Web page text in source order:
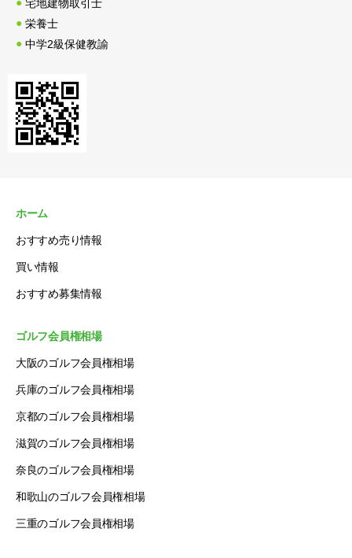
宅地建物取引士
栄養士
中学2級保健教諭
ホーム
おすすめ売り情報
買い情報
おすすめ募集情報
ゴルフ会員権相場
大阪のゴルフ会員権相場
兵庫のゴルフ会員権相場
京都のゴルフ会員権相場
滋賀のゴルフ会員権相場
奈良のゴルフ会員権相場
和歌山のゴルフ会員権相場
三重のゴルフ会員権相場